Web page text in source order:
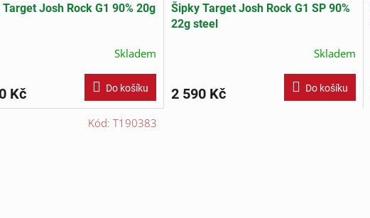
Josh Rock G1 90% 20g
Skladem
Kč Do košíku
Šipky Target Josh Rock G1 SP 90%
22g steel
Skladem
2 590 Kč Do košíku
Kód: T190383